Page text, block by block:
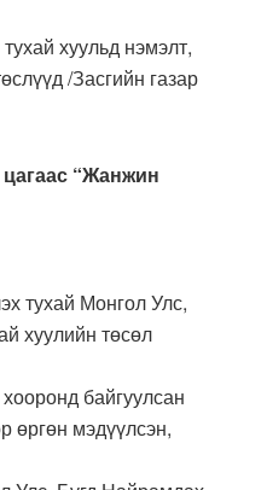
хуульд нэмэлт,
/Засгийн газар
“Жанжин
тухай Монгол Улс,
хуулийн төсөл
байгуулсан
өргөн мэдүүлсэн,